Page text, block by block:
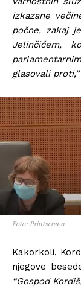
izkazane
počne, zakaj
Jelinčičem,
glasovali proti,”
Foto: Printscreen
Kakorkoli,
njegove
“Gospod